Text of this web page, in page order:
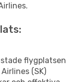
flygplatsen
(SK)